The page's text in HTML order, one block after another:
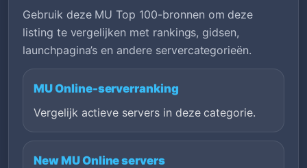
Gebruik deze MU Top 100-bronnen om deze
listing te vergelijken met rankings, gidsen,
launchpagina’s en andere servercategorieën.
MU Online-serverranking
Vergelijk actieve servers in deze categorie.
New MU Online servers